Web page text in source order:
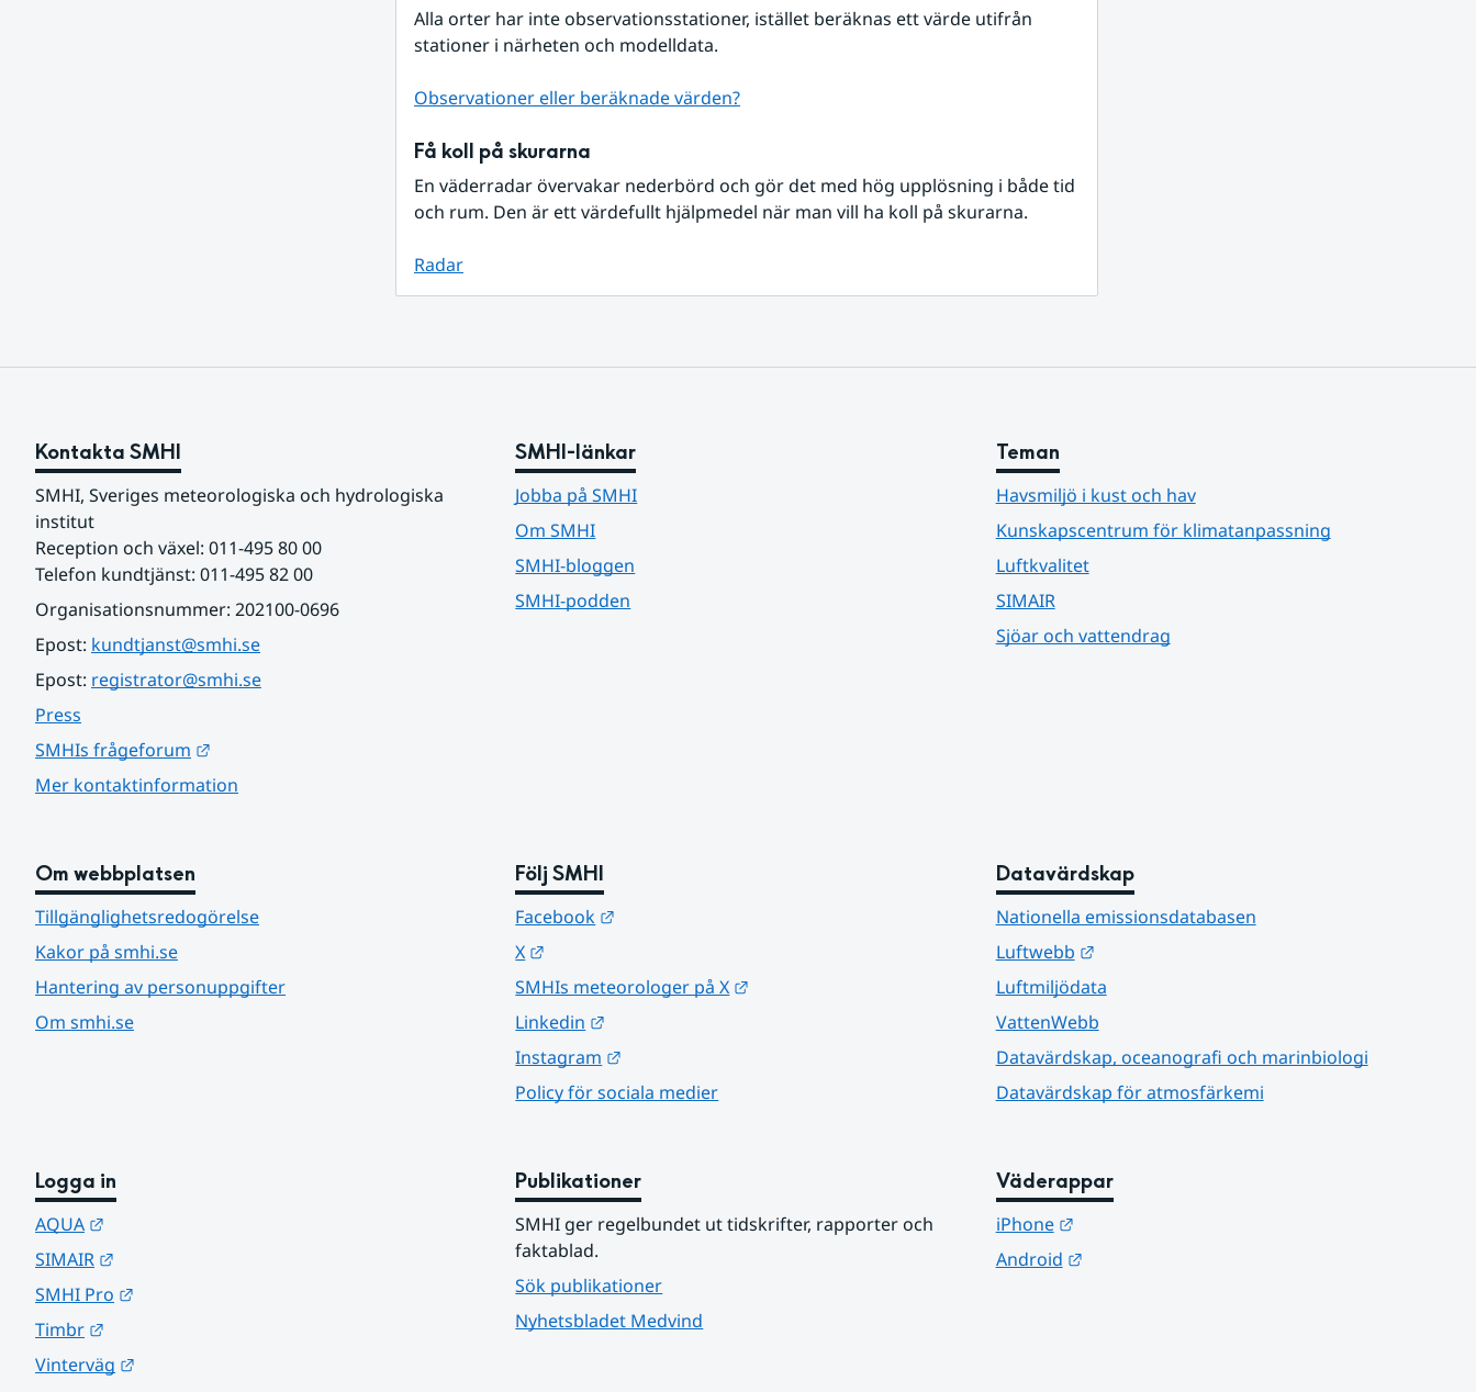
Alla orter har inte observationsstationer, istället beräknas ett värde utifrån
stationer i närheten och modelldata.
Observationer eller beräknade värden?
Få koll på skurarna
En väderradar övervakar nederbörd och gör det med hög upplösning i både tid
och rum. Den är ett värdefullt hjälpmedel när man vill ha koll på skurarna.
Radar
Kontakta SMHI
SMHI, Sveriges meteorologiska och hydrologiska
institut
Reception och växel: 011-495 80 00
Telefon kundtjänst: 011-495 82 00
Organisationsnummer: 202100-0696
Epost: kundtjanst@smhi.se
Epost: registrator@smhi.se
Press
SMHIs frågeforum
Mer kontaktinformation
SMHI-länkar
Jobba på SMHI
Om SMHI
SMHI-bloggen
SMHI-podden
Teman
Havsmiljö i kust och hav
Kunskapscentrum för klimatanpassning
Luftkvalitet
SIMAIR
Sjöar och vattendrag
Om webbplatsen
Tillgänglighetsredogörelse
Kakor på smhi.se
Hantering av personuppgifter
Om smhi.se
Följ SMHI
Facebook
X
SMHIs meteorologer på X
Linkedin
Instagram
Policy för sociala medier
Datavärdskap
Nationella emissionsdatabasen
Luftwebb
Länk till annan webbplats.
Luftmiljödata
VattenWebb
Datavärdskap, oceanografi och marinbiologi
Datavärdskap för atmosfärkemi
Logga in
AQUA
SIMAIR
SMHI Pro
Timbr
Vinterväg
Publikationer
SMHI ger regelbundet ut tidskrifter, rapporter och
faktablad.
Sök publikationer
Nyhetsbladet Medvind
Väderappar
iPhone
Länk till annan webbplats.
Android
Länk till annan webbplats.